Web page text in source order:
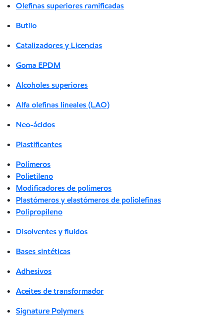
Olefinas superiores ramificadas
Butilo
Catalizadores y Licencias
Goma EPDM
Alcoholes superiores
Alfa olefinas lineales (LAO)
Neo-ácidos
Plastificantes
Polímeros
Polietileno
Modificadores de polímeros
Plastómeros y elastómeros de poliolefinas
Polipropileno
Disolventes y fluidos
Bases sintéticas
Adhesivos
Aceites de transformador
Signature Polymers